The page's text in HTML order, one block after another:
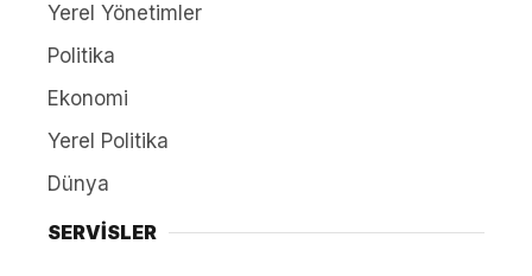
Yerel Yönetimler
Politika
Ekonomi
Yerel Politika
Dünya
SERVİSLER